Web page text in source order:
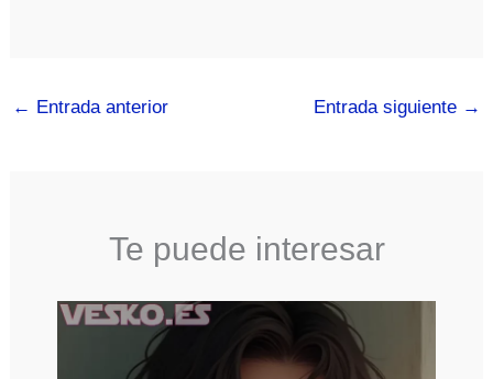
← Entrada anterior Entrada siguiente →
Te puede interesar